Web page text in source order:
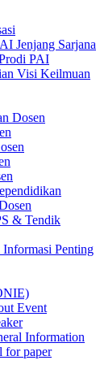
Jenjang Sarjana
PAI
Visi Keilmuan
Dosen
& Tendik
Penting
Event
Information
for paper